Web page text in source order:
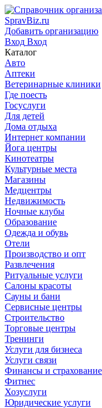
SpravBiz.ru
Добавить организацию
Вход Вход
Каталог
Авто
Аптеки
Ветеринарные клиники
Где поесть
Госуслуги
Для детей
Дома отдыха
Интернет компании
Йога центры
Кинотеатры
Культурные места
Магазины
Медцентры
Недвижимость
Ночные клубы
Образование
Одежда и обувь
Отели
Производство и опт
Развлечения
Ритуальные услуги
Салоны красоты
Сауны и бани
Сервисные центры
Строительство
Торговые центры
Тренинги
Услуги для бизнеса
Услуги связи
Финансы и страхование
Фитнес
Хозуслуги
Юридические услуги